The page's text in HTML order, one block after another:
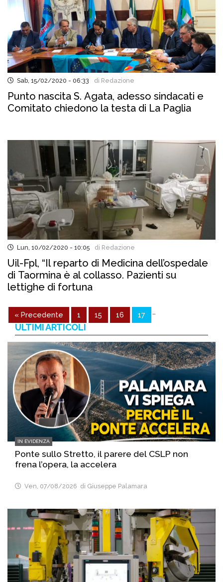
Sab, 15/02/2020 - 06:33 di Redazione
Punto nascita S. Agata, adesso sindacati e
Comitato chiedono la testa di La Paglia
Lun, 10/02/2020 - 10:05 di Redazione
Uil-Fpl, “Il reparto di Medicina dell’ospedale
di Taormina è al collasso. Pazienti su
lettighe di fortuna
« Precedente 1 …
15 16 17
ULTIMI ARTICOLI
IN EVIDENZA
Ponte sullo Stretto, il parere del CSLP non
frena l’opera, la accelera
Ven, 07/08/2026 di Giuseppe Palamara